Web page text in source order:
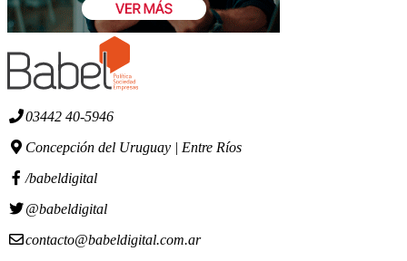
03442 40-5946
Concepción del Uruguay | Entre Ríos
/babeldigital
@babeldigital
contacto@babeldigital.com.ar